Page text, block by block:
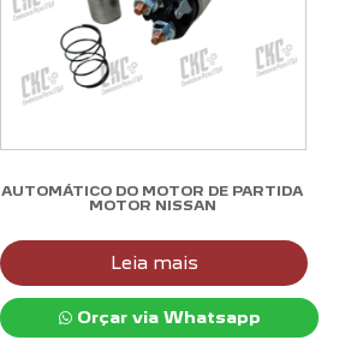
AUTOMÁTICO DO MOTOR DE PARTIDA
MOTOR NISSAN
Leia mais
Orçar via Whatsapp